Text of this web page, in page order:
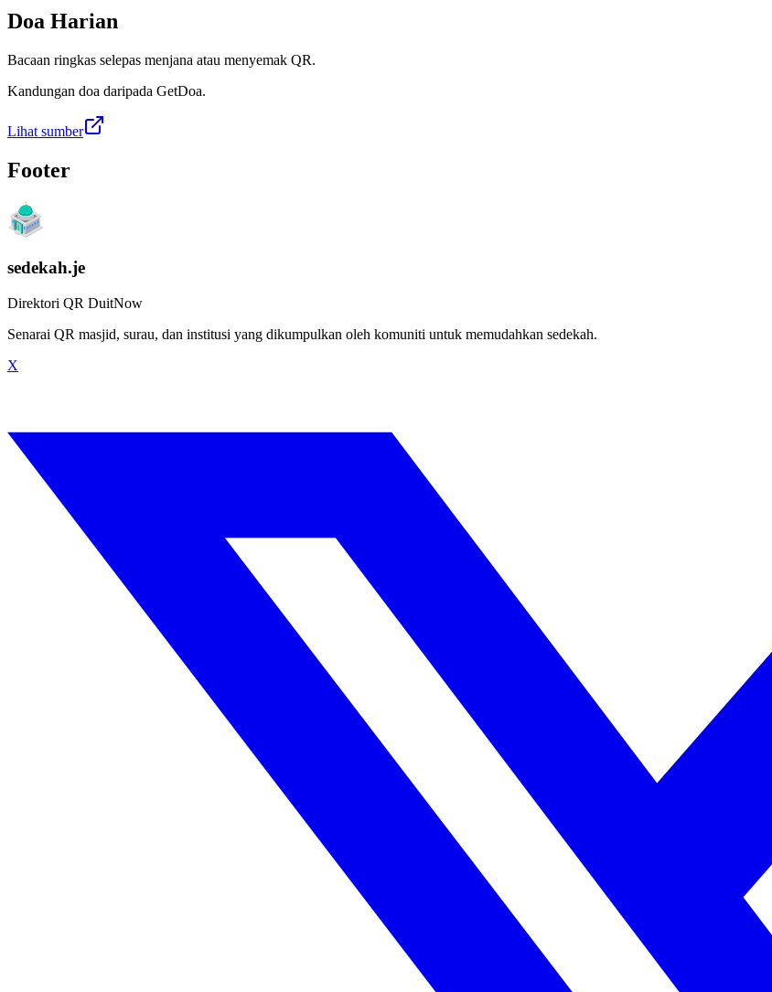
Doa Harian
Bacaan ringkas selepas menjana atau menyemak QR.
Kandungan doa daripada GetDoa.
Lihat sumber
Footer
sedekah.je
Direktori QR DuitNow
Senarai QR masjid, surau, dan institusi yang dikumpulkan oleh komuniti untuk memudahkan sedekah.
X